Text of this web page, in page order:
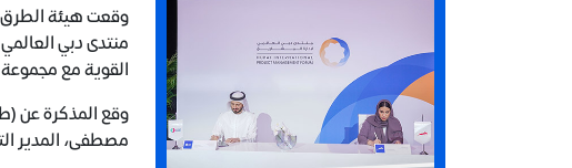
وقعت هيئة الطرق
منتدى دبي
القوية مع
وقع المذكرة عن
مصطفى، المدير